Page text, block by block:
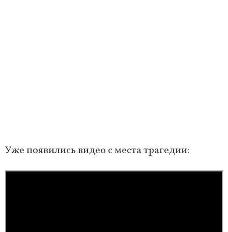
Уже появились видео с места трагедии: